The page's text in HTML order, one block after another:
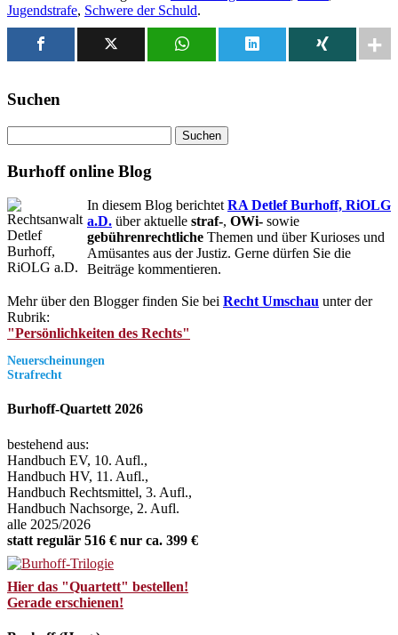
Jugendstrafe, Schwere der Schuld.
Suchen
nach:
Burhoff online Blog
In diesem Blog berichtet RA Detlef Burhoff, RiOLG
a.D. über aktuelle straf-, OWi- sowie
gebührenrechtliche Themen und über Kurioses und
Amüsantes aus der Justiz. Gerne dürfen Sie die
Beiträge kommentieren.
Mehr über den Blogger finden Sie bei Recht Umschau unter der
Rubrik:
"Persönlichkeiten des Rechts"
Neuerscheinungen
Strafrecht
Burhoff-Quartett 2026
bestehend aus:
Handbuch EV, 10. Aufl.,
Handbuch HV, 11. Aufl.,
Handbuch Rechtsmittel, 3. Aufl.,
Handbuch Nachsorge, 2. Aufl.
alle 2025/2026
statt regulär 516 € nur ca. 399 €
Hier das "Quartett" bestellen!
Gerade erschienen!